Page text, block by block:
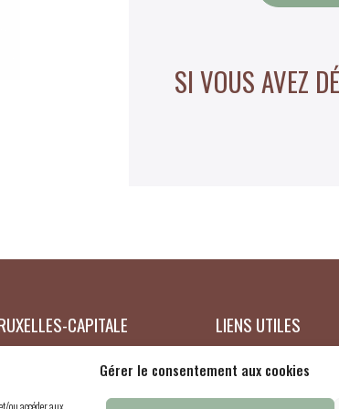
Gérer le consentement aux cookies
ou accéder aux
SI VOUS AVEZ
CAPITALE
: 0419726918
LIENS UTILES
Mon compte